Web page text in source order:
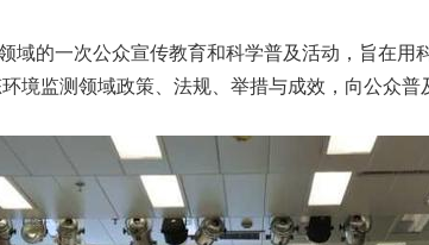
域的一次公众宣传教育和科学普及活动，旨在
监测领域政策、法规、举措与成效，向公众普